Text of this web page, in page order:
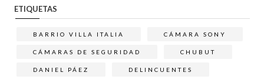
ETIQUETAS
BARRIO VILLA ITALIA CÁMARA SONY
CÁMARAS DE SEGURIDAD CHUBUT
DANIEL PÁEZ DELINCUENTES